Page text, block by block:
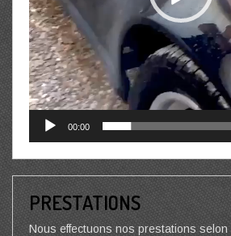
00:00
PRESTATIONS
Nous effectuons nos prestations selon